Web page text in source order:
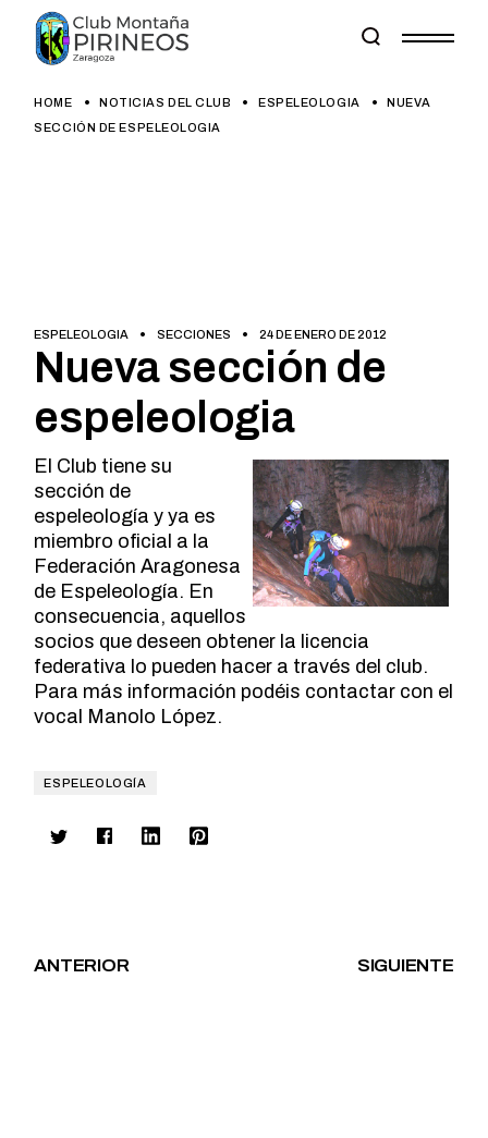
content
HOME NOTICIAS DEL CLUB ESPELEOLOGIA
NUEVA
SECCIÓN DE ESPELEOLOGIA
ESPELEOLOGIA SECCIONES 24 DE ENERO DE 2012
Nueva sección de
espeleologia
El Club tiene su
sección de
espeleología y ya es
miembro oficial a la
Federación Aragonesa
de Espeleología. En
consecuencia, aquellos
socios que deseen obtener la licencia
federativa lo pueden hacer a través del club.
Para más información podéis contactar con el
vocal Manolo López.
ESPELEOLOGÍA
ANTERIOR SIGUIENTE